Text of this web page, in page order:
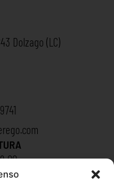
Dolzago (LC)​
| 14:30 - 19:00